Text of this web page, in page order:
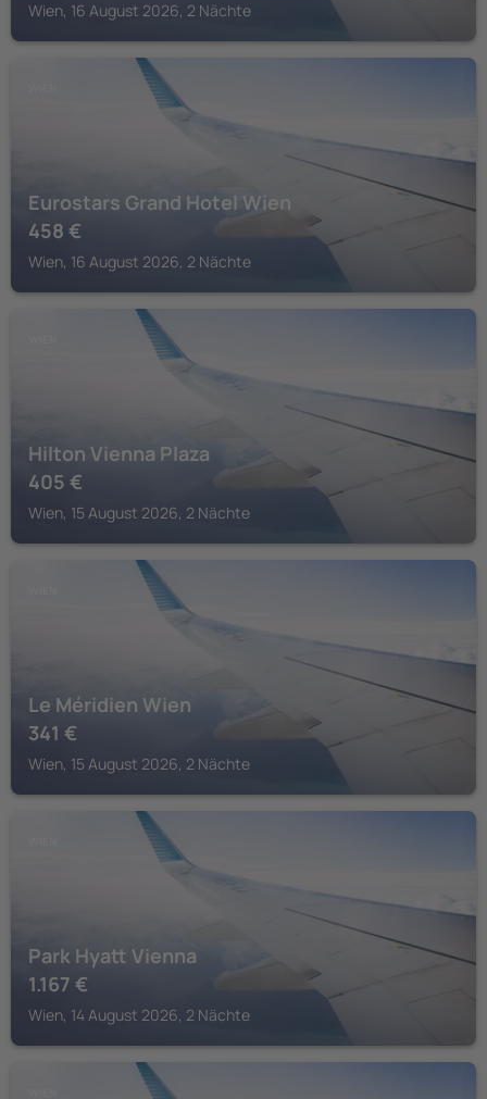
Wien, 16 August 2026, 2 Nächte
Eurostars Grand Hotel Wien
458 €
Wien, 16 August 2026, 2 Nächte
Hilton Vienna Plaza
405 €
Wien, 15 August 2026, 2 Nächte
Le Méridien Wien
341 €
Wien, 15 August 2026, 2 Nächte
Park Hyatt Vienna
1.167 €
Wien, 14 August 2026, 2 Nächte